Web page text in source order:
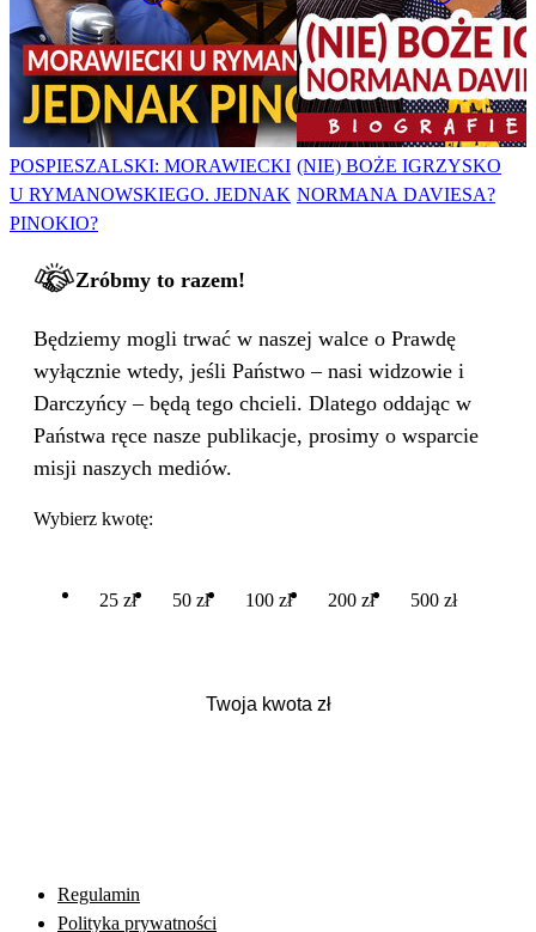
POSPIESZALSKI: MORAWIECKI
U RYMANOWSKIEGO. JEDNAK
PINOKIO?
(NIE) BOŻE IGRZYSKO
NORMANA DAVIESA?
Zróbmy to razem!
Będziemy mogli trwać w naszej walce o Prawdę
wyłącznie wtedy, jeśli Państwo – nasi widzowie i
Darczyńcy – będą tego chcieli. Dlatego oddając w
Państwa ręce nasze publikacje, prosimy o wsparcie
misji naszych mediów.
Wybierz kwotę:
25 zł 50 zł 100 zł 200 zł 500 zł
Regulamin
Polityka prywatności